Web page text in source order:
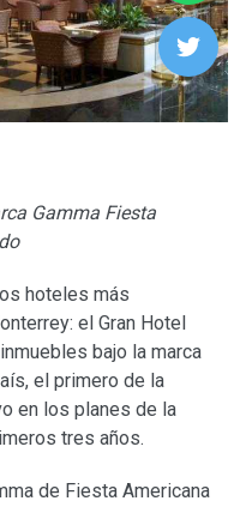
Gamma Fiesta
hoteles más
el Gran Hotel
bajo la marca
el primero de la
en los planes de la
tres años.
de Fiesta Americana